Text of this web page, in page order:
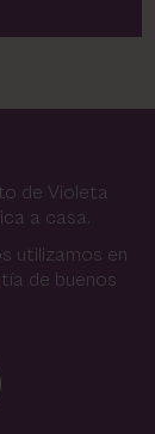
de Violeta
a casa.
utilizamos en
de buenos